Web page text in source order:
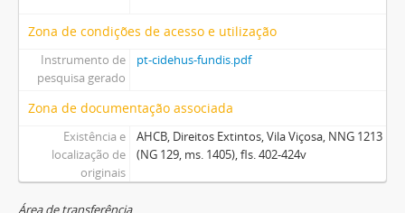
Zona de condições de acesso e utilização
Instrumento de
pesquisa gerado
pt-cidehus-fundis.pdf
Zona de documentação associada
Existência e
localização de
originais
AHCB, Direitos Extintos, Vila Viçosa, NNG 1213
(NG 129, ms. 1405), fls. 402-424v